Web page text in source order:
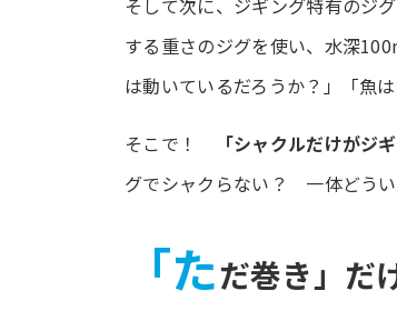
する重さのジグを使い、水深
は動いているだろうか？」「魚
そこで！ 「シャクルだけがジ
グでシャクらない？ 一体どう
「ただ巻き」だ